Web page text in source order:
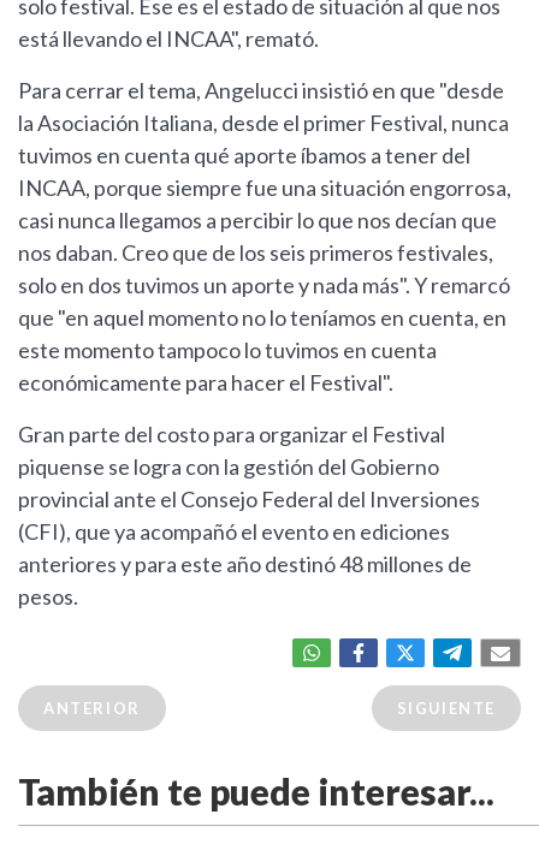
solo festival. Ese es el estado de situación al que nos
está llevando el INCAA", remató.
Para cerrar el tema, Angelucci insistió en que "desde
la Asociación Italiana, desde el primer Festival, nunca
tuvimos en cuenta qué aporte íbamos a tener del
INCAA, porque siempre fue una situación engorrosa,
casi nunca llegamos a percibir lo que nos decían que
nos daban. Creo que de los seis primeros festivales,
solo en dos tuvimos un aporte y nada más". Y remarcó
que "en aquel momento no lo teníamos en cuenta, en
este momento tampoco lo tuvimos en cuenta
económicamente para hacer el Festival".
Gran parte del costo para organizar el Festival
piquense se logra con la gestión del Gobierno
provincial ante el Consejo Federal del Inversiones
(CFI), que ya acompañó el evento en ediciones
anteriores y para este año destinó 48 millones de
pesos.
ANTERIOR SIGUIENTE
También te puede interesar...